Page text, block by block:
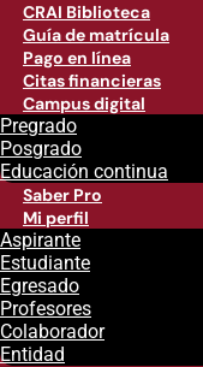
CRAI Biblioteca
Guía de matrícula
Pago en línea
Citas financieras
Campus digital
Pregrado
Posgrado
Educación continua
Saber Pro
Mi perfil
Aspirante
Estudiante
Egresado
Profesores
Colaborador
Entidad